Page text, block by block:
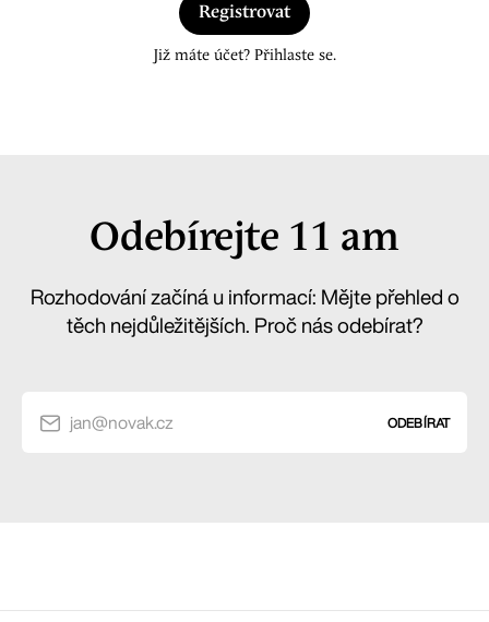
Registrovat
Již máte účet? Přihlaste se.
Odebírejte 11 am
Rozhodování začíná u informací: Mějte přehled o
těch nejdůležitějších. Proč nás odebírat?
jan@novak.cz ODEBÍRAT